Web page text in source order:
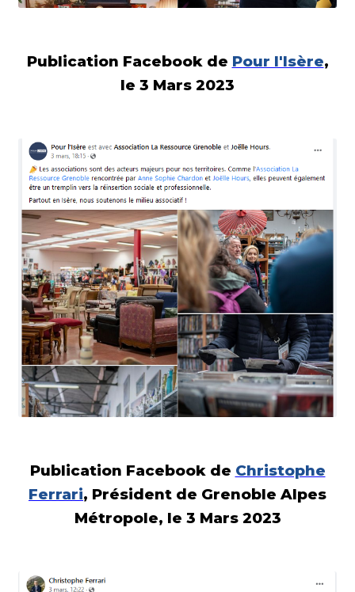
Publication Facebook de Pour l'Isère,
le 3 Mars 2023
Publication Facebook de Christophe
Ferrari, Président de Grenoble Alpes
Métropole, le 3 Mars 2023